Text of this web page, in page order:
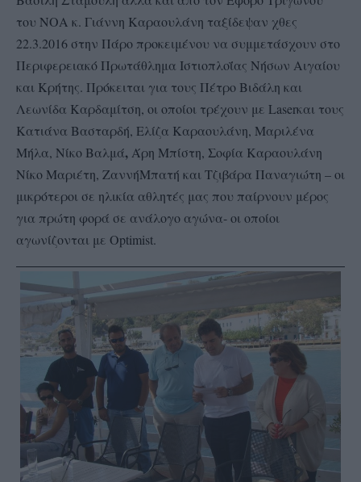
του ΝΟΑ κ. Γιάννη Καραουλάνη ταξίδεψαν χθες
22.3.2016 στην Πάρο προκειμένου να συμμετάσχουν στο
Περιφερειακό Πρωτάθλημα Ιστιοπλοΐας Νήσων Αιγαίου
και Κρήτης. Πρόκειται για τους Πέτρο Βιδάλη και
Λεωνίδα Καρδαμίτση, οι οποίοι τρέχουν με Laserκαι τους
Κατιάνα Βασταρδή, Ελίζα Καραουλάνη, Μαριλένα
Μήλα, Νίκο Βαλμά, Άρη Μπίστη, Σοφία Καραουλάνη
Νίκο Μαριέτη, ΖαννήΜπατή και Τζιβάρα Παναγιώτη – οι
μικρότεροι σε ηλικία αθλητές μας που παίρνουν μέρος
για πρώτη φορά σε ανάλογο αγώνα- οι οποίοι
αγωνίζονται με Optimist.